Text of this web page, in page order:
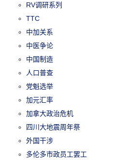
RV调研系列
TTC
中加关系
中医争论
中国制造
人口普查
党魁选举
加元汇率
加拿大政治危机
四川大地震周年祭
外国干涉
多伦多市政员工罢工